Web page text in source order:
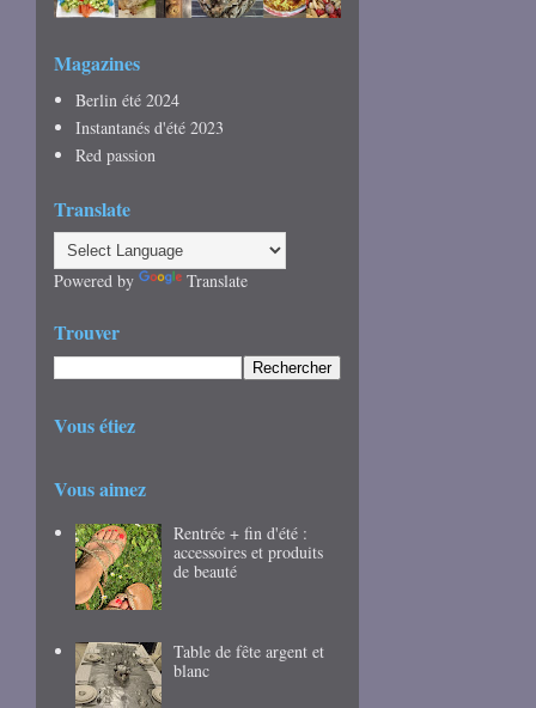
Magazines
Berlin été 2024
Instantanés d'été 2023
Red passion
Translate
Powered by Translate
Trouver
Vous étiez
Vous aimez
Rentrée + fin d'été :
accessoires et produits
de beauté
Table de fête argent et
blanc